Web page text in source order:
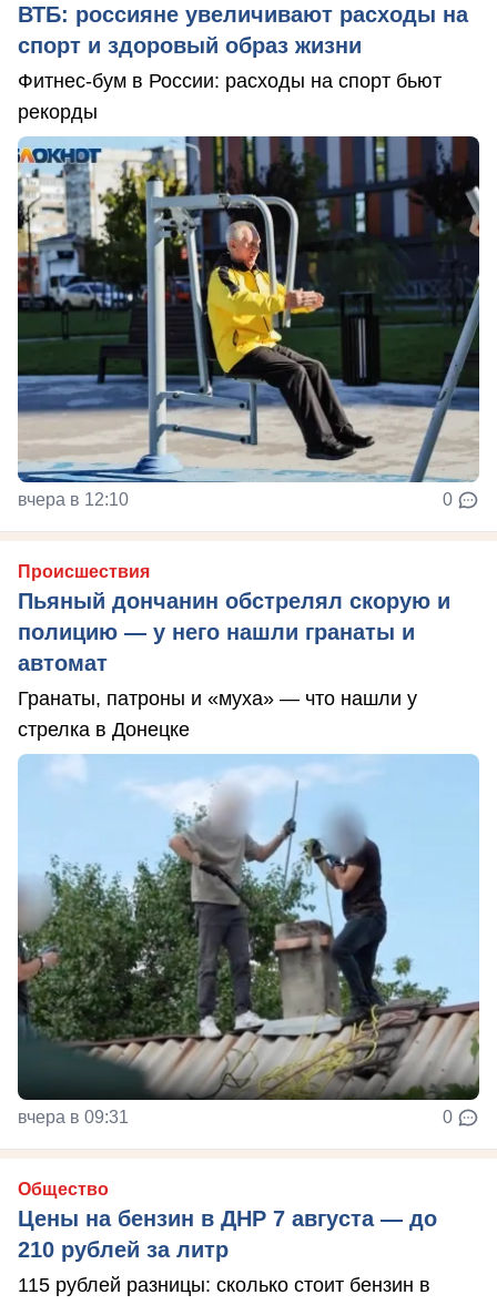
ВТБ: россияне увеличивают расходы на
спорт и здоровый образ жизни
Фитнес-бум в России: расходы на спорт бьют
рекорды
вчера в 12:10 0
Происшествия
Пьяный дончанин обстрелял скорую и
полицию — у него нашли гранаты и
автомат
Гранаты, патроны и «муха» — что нашли у
стрелка в Донецке
вчера в 09:31 0
Общество
Цены на бензин в ДНР 7 августа — до
210 рублей за литр
115 рублей разницы: сколько стоит бензин в